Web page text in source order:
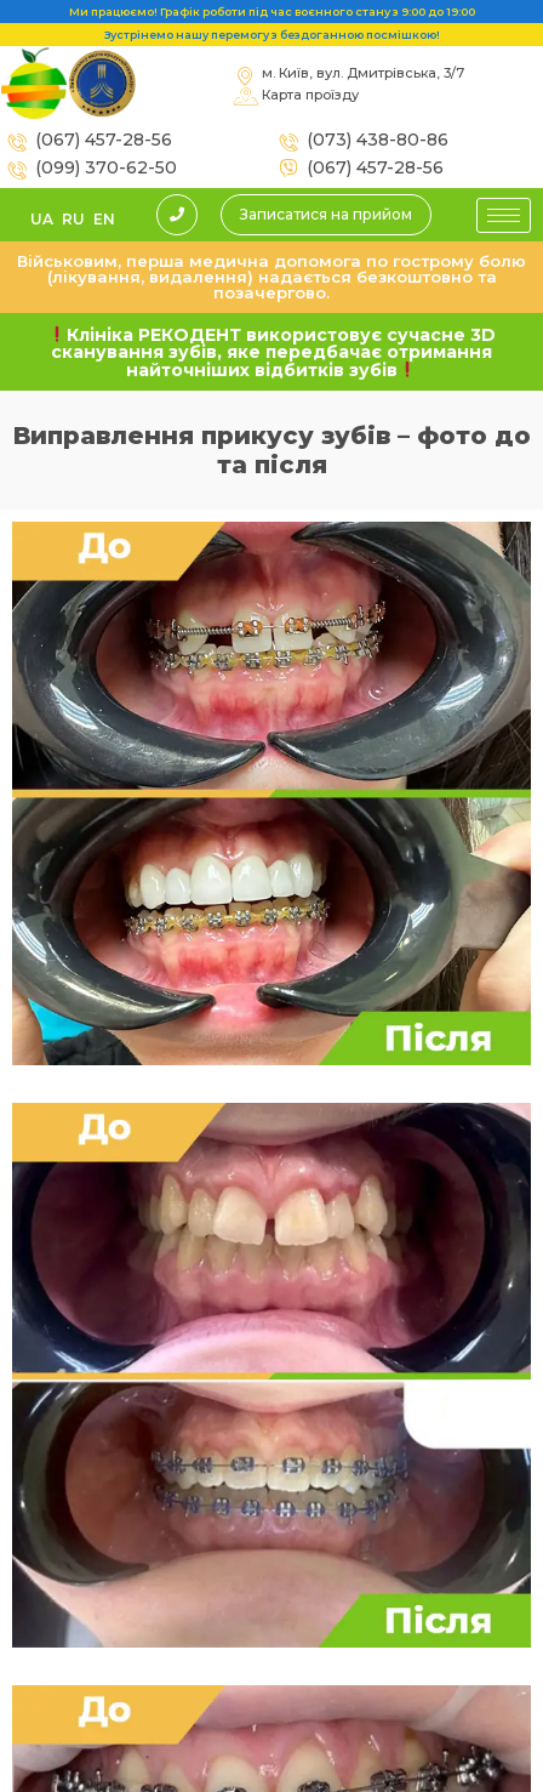
Ми працюємо! Графік роботи під час воєнного стану з 9:00 до 19:00
Зустрінемо нашу перемогу з бездоганною посмішкою!
м. Київ, вул. Дмитрівська, 3/7
Карта проїзду
(067) 457-28-56
(099) 370-62-50
(073) 438-80-86
(067) 457-28-56
Записатися на прийом
UA RU EN
Військовим, перша медична допомога по гострому болю
(лікування, видалення) надається безкоштовно та
позачергово.
Клініка РЕКОДЕНТ використовує сучасне 3D
сканування зубів, яке передбачає отримання
найточніших відбитків зубів
Виправлення прикусу зубів – фото до
та після